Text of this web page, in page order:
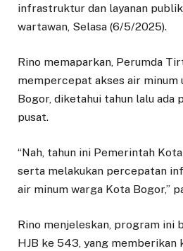
infrastruktur dan layanan
wartawan, Selasa (6/5/2025).
Rino memaparkan, Perumda
mempercepat akses air minum
Bogor, diketahui tahun lalu ada
pusat.
“Nah, tahun ini Pemerintah
serta melakukan percepatan
air minum warga Kota Bogor,”
Rino menjeleskan, program ini
HJB ke 543, yang memberikan